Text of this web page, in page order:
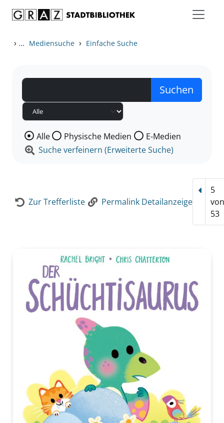
› ... Mediensuche › Einfache Suche
Wählen Sie die Medienart nach der Sie suchen wollen.
Alle Physische Medien
E-Medien
Suche verfeinern (Erweiterte Suche)
Zur Trefferliste Permalink Detailanzeige
5
53